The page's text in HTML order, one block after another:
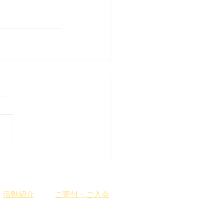
​活動紹介 ご寄付・ご入会